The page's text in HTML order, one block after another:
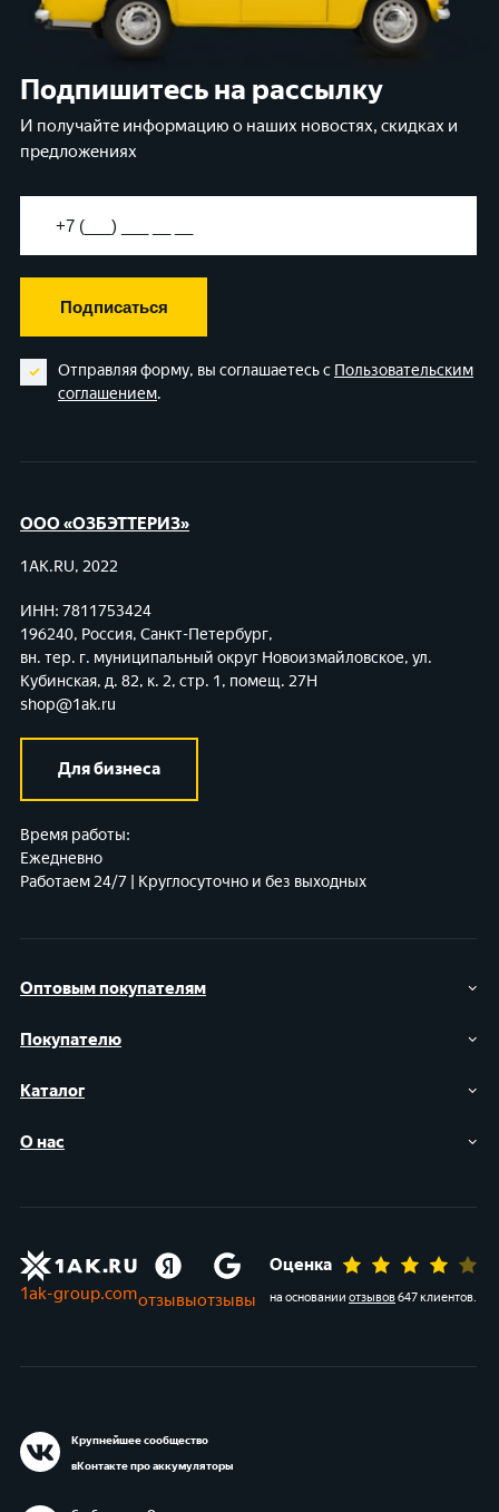
Подпишитесь на рассылку
И получайте информацию о наших новостях, скидках и
предложениях
Подписаться
Отправляя форму, вы соглашаетесь с Пользовательским
соглашением.
Оптовым покупателям
Покупателю
Каталог
О нас
ООО «ОЗБЭТТЕРИЗ»
1AK.RU, 2022
ИНН: 7811753424
196240, Россия, Санкт-Петербург,
вн. тер. г. муниципальный округ Новоизмайловское, ул.
Кубинская, д. 82, к. 2, стр. 1, помещ. 27Н
shop@1ak.ru
Для бизнеса
Время работы:
Ежедневно
Работаем 24/7 | Круглосуточно и без выходных
1ak-group.comотзывыотзывы
Оценка
на основании отзывов647 клиентов.
Крупнейшее сообщество
вКонтакте про аккумуляторы